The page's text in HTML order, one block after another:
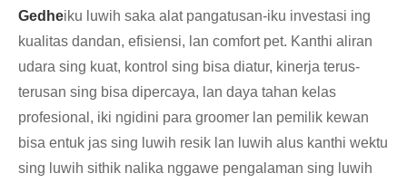
Gedheiku luwih saka alat pangatusan-iku investasi ing
kualitas dandan, efisiensi, lan comfort pet. Kanthi aliran
udara sing kuat, kontrol sing bisa diatur, kinerja terus-
terusan sing bisa dipercaya, lan daya tahan kelas
profesional, iki ngidini para groomer lan pemilik kewan
bisa entuk jas sing luwih resik lan luwih alus kanthi wektu
sing luwih sithik nalika nggawe pengalaman sing luwih